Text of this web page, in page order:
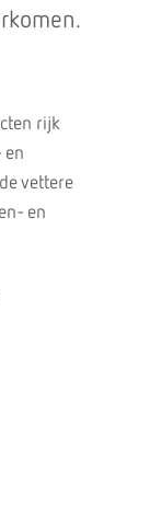
rijk
en
vettere
en